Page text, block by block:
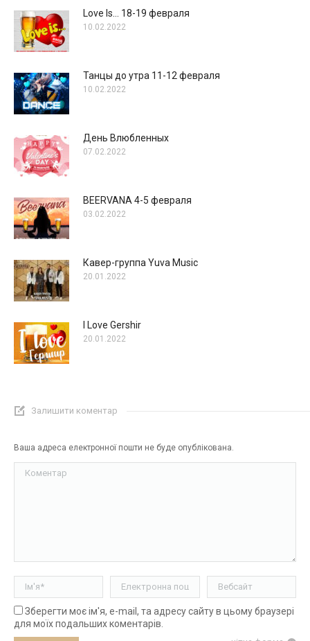
Love Is… 18-19 февраля
10.02.2022
Танцы до утра 11-12 февраля
10.02.2022
День Влюбленных
07.02.2022
BEERVANA 4-5 февраля
03.02.2022
Кавер-группа Yuva Music
20.01.2022
I Love Gershir
20.01.2022
Залишити коментар
Ваша адреса електронної пошти не буде опублікована.
Коментар
Ім'я * Електронна пошта * Вебсайт
Зберегти моє ім'я, e-mail, та адресу сайту в цьому браузері
для моїх подальших коментарів.